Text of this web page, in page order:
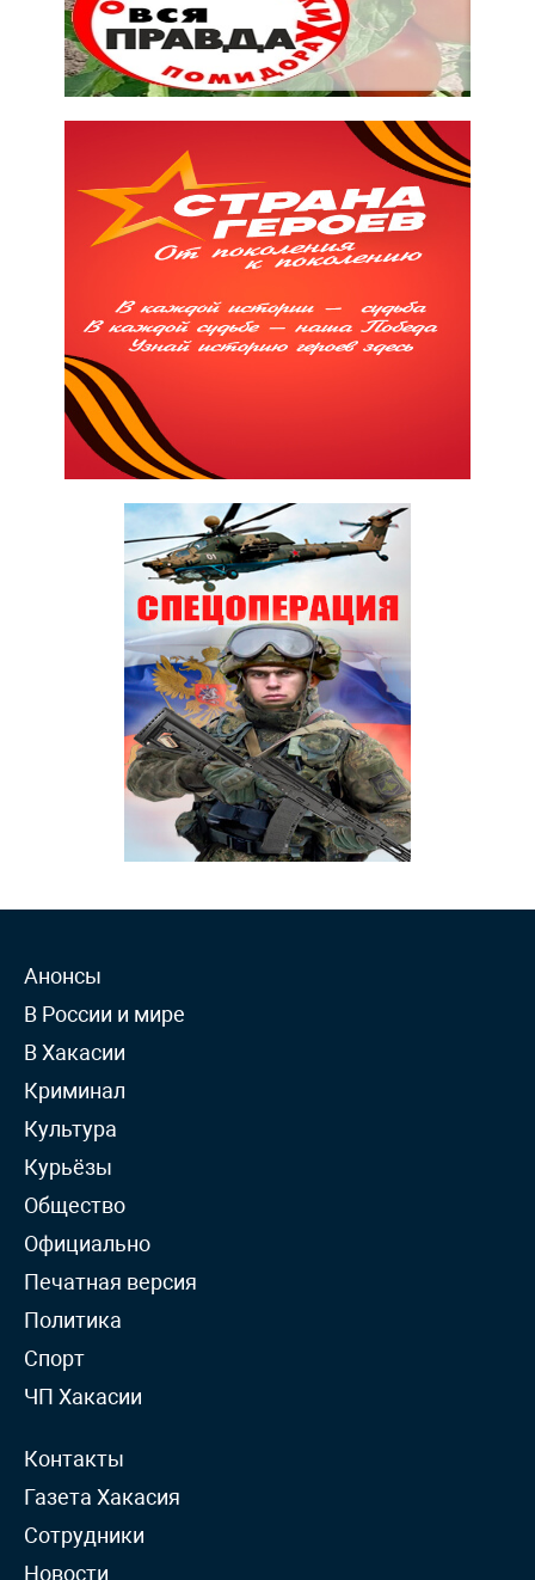
Анонсы
В России и мире
В Хакасии
Криминал
Культура
Курьёзы
Общество
Официально
Печатная версия
Политика
Спорт
ЧП Хакасии
Контакты
Газета Хакасия
Сотрудники
Новости